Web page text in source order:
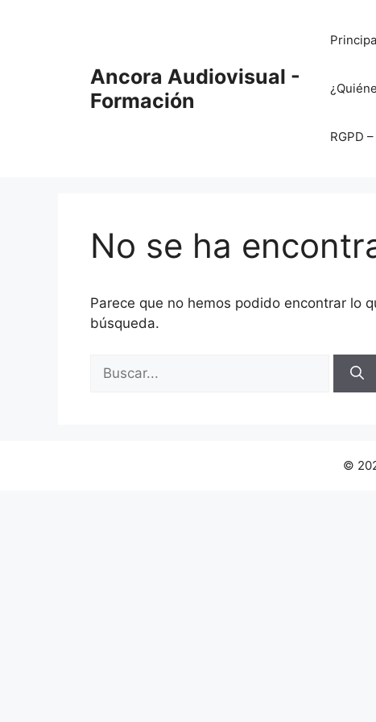
Ancora Audiovisual -
Formación
RGPD
No se ha
Parece que no hemos podido encontrar lo
búsqueda.
©